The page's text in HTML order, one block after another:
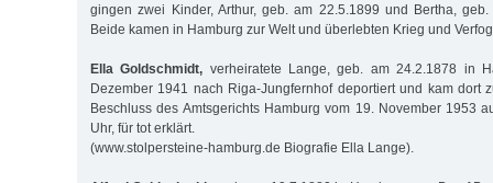
gingen zwei Kinder, Arthur, geb. am 22.5.1899 und Bertha,
Beide kamen in Hamburg zur Welt und überlebten Krieg und
Ella Goldschmidt, verheiratete Lange, geb. am 24.2.1878 in
Dezember 1941 nach Riga-Jungfernhof deportiert und kam dort
Beschluss des Amtsgerichts Hamburg vom 19. November 1953
Uhr, für tot erklärt.
(www.stolpersteine-hamburg.de Biografie Ella Lange).